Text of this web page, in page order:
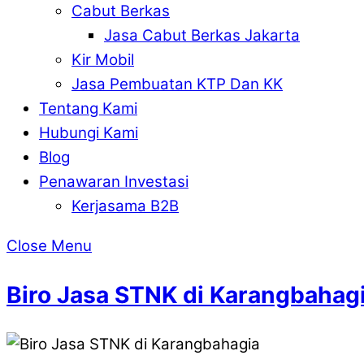
Cabut Berkas
Jasa Cabut Berkas Jakarta
Kir Mobil
Jasa Pembuatan KTP Dan KK
Tentang Kami
Hubungi Kami
Blog
Penawaran Investasi
Kerjasama B2B
Close Menu
Biro Jasa STNK di